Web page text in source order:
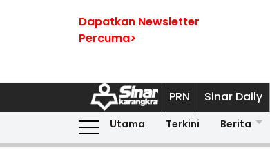
Dapatkan Newsletter
Percuma>
PRN Sinar Daily
Utama Terkini Berita